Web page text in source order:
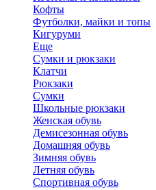
Кофты
Футболки, майки и топы
Кигуруми
Еще
Сумки и рюкзаки
Клатчи
Рюкзаки
Сумки
Школьные рюкзаки
Женская обувь
Демисезонная обувь
Домашняя обувь
Зимняя обувь
Летняя обувь
Спортивная обувь